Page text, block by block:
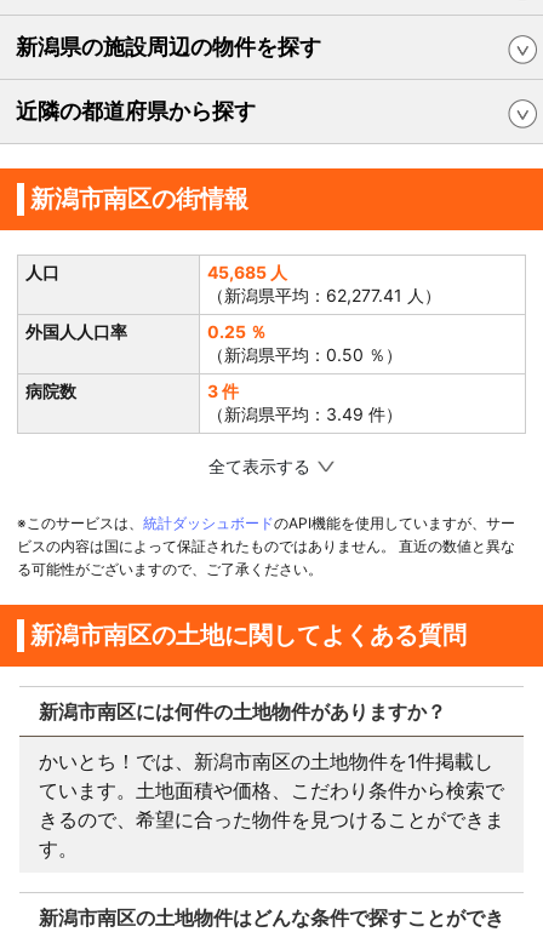
新潟県の施設周辺の物件を探す
近隣の都道府県から探す
新潟市南区の街情報
人口
45,685 人
（新潟県平均：62,277.41 人）
外国人人口率
0.25 ％
（新潟県平均：0.50 ％）
病院数
3 件
（新潟県平均：3.49 件）
全て表示する
※このサービスは、 統計ダッシュボードのAPI機能を使用していますが、サー
ビスの内容は国によって保証されたものではありません。 直近の数値と異な
る可能性がございますので、ご了承ください。
新潟市南区の土地に関してよくある質問
新潟市南区には何件の土地物件がありますか？
かいとち！では、新潟市南区の土地物件を1件掲載し
ています。土地面積や価格、こだわり条件から検索で
きるので、希望に合った物件を見つけることができま
す。
新潟市南区の土地物件はどんな条件で探すことができ